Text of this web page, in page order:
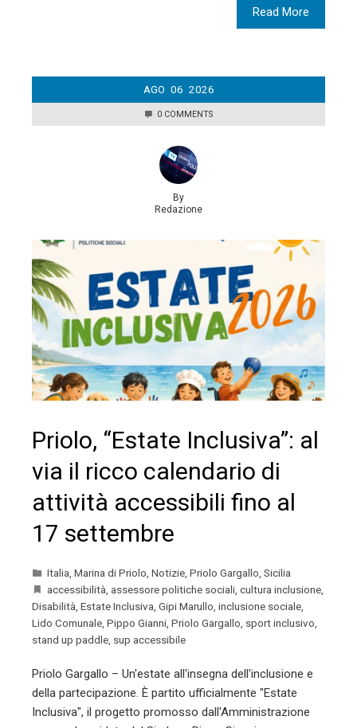
Read More
AGO 06 2026
0 COMMENTS
By
Redazione
Priolo, “Estate Inclusiva”: al
via il ricco calendario di
attività accessibili fino al
17 settembre
Italia, Marina di Priolo, Notizie, Priolo Gargallo, Sicilia
accessibilità, assessore politiche sociali, cultura inclusione,
Disabilità, Estate Inclusiva, Gipi Marullo, inclusione sociale,
Lido Comunale, Pippo Gianni, Priolo Gargallo, sport inclusivo,
stand up paddle, sup accessibile
Priolo Gargallo – Un'estate all'insegna dell'inclusione e
della partecipazione. È partito ufficialmente "Estate
Inclusiva", il progetto promosso dall'Amministrazione